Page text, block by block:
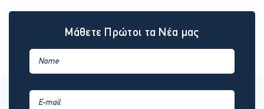
Μάθετε Πρώτοι τα Νέα μας